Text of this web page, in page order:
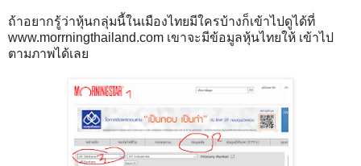
ถ้าอยากรู้ว่าหุ้นกลุ่มนี้ในเมืองไทยมีใครบ้างก็เข้าไปดูได้ที่
www.morrningthailand.com เขาจะมีข้อมูลหุ้นไทยให้ เข้าไป
ตามภาพได้เลย